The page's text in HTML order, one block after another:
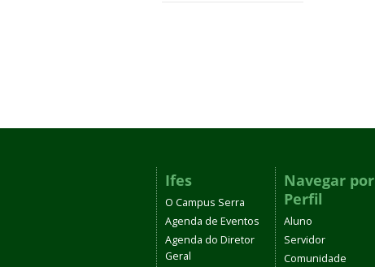
Ifes
O Campus Serra
Agenda de Eventos
Agenda do Diretor
Geral
Navegar por
Perfil
Aluno
Servidor
Comunidade